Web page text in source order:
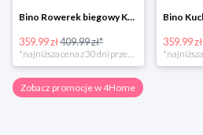
Bino Rowerek biegowy Krecik
359.99 zł409.99 zł* 359.99 zł
Zobacz promocje w 4Home